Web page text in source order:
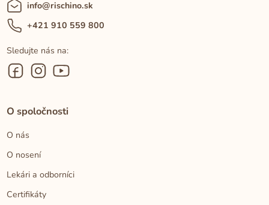
info@rischino.sk
+421 910 559 800
Sledujte nás na:
O spoločnosti
O nás
O nosení
Lekári a odborníci
Certifikáty